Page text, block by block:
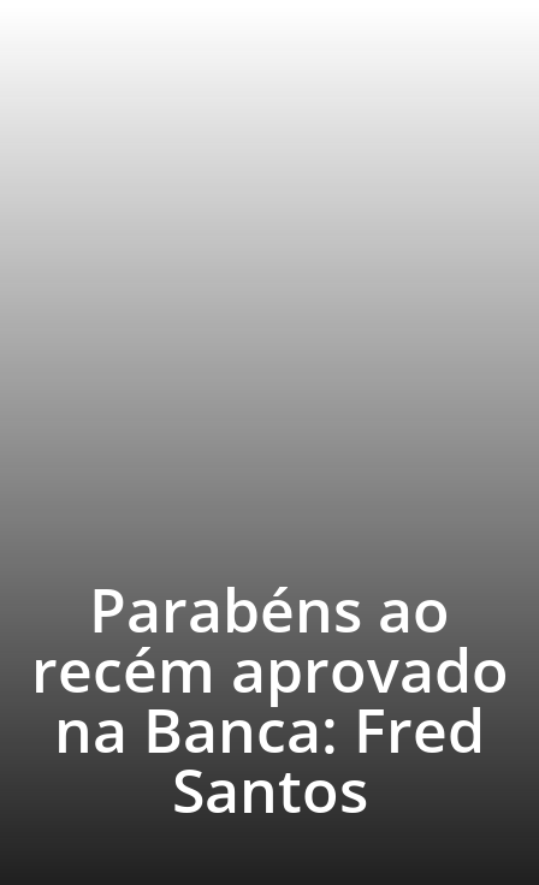
Parabéns ao
recém aprovado
na Banca: Fred
Santos